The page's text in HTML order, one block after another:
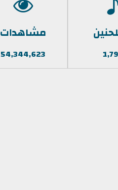
مشاهدات
54,344,623